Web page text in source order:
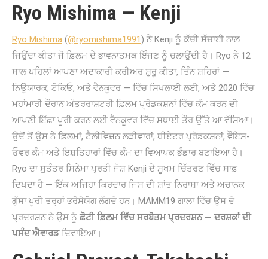
Ryo Mishima — Kenji
Ryo Mishima (@ryomishima1991) ਨੇ Kenji ਨੂੰ ਕੱਚੀ ਸੱਚਾਈ ਨਾਲ
ਜਿਉਂਦਾ ਕੀਤਾ ਜੋ ਫ਼ਿਲਮ ਦੇ ਭਾਵਨਾਤਮਕ ਇੰਜਣ ਨੂੰ ਚਲਾਉਂਦੀ ਹੈ। Ryo ਨੇ 12
ਸਾਲ ਪਹਿਲਾਂ ਆਪਣਾ ਅਦਾਕਾਰੀ ਕਰੀਅਰ ਸ਼ੁਰੂ ਕੀਤਾ, ਤਿੰਨ ਸ਼ਹਿਰਾਂ —
ਨਿਊਯਾਰਕ, ਟੋਕਿਓ, ਅਤੇ ਵੈਨਕੂਵਰ — ਵਿੱਚ ਸਿਖਲਾਈ ਲਈ, ਅਤੇ 2020 ਵਿੱਚ
ਮਹਾਂਮਾਰੀ ਦੌਰਾਨ ਅੰਤਰਰਾਸ਼ਟਰੀ ਫ਼ਿਲਮ ਪ੍ਰੋਡਕਸ਼ਨਾਂ ਵਿੱਚ ਕੰਮ ਕਰਨ ਦੀ
ਆਪਣੀ ਇੱਛਾ ਪੂਰੀ ਕਰਨ ਲਈ ਵੈਨਕੂਵਰ ਵਿੱਚ ਸਥਾਈ ਤੌਰ ਉੱਤੇ ਆ ਵੱਸਿਆ।
ਉਦੋਂ ਤੋਂ ਉਸ ਨੇ ਫ਼ਿਲਮਾਂ, ਟੈਲੀਵਿਜ਼ਨ ਲੜੀਵਾਰਾਂ, ਥੀਏਟਰ ਪ੍ਰੋਡਕਸ਼ਨਾਂ, ਵੌਇਸ-
ਓਵਰ ਕੰਮ ਅਤੇ ਇਸ਼ਤਿਹਾਰਾਂ ਵਿੱਚ ਕੰਮ ਦਾ ਵਿਆਪਕ ਭੰਡਾਰ ਬਣਾਇਆ ਹੈ।
Ryo ਦਾ ਸੁਤੰਤਰ ਸਿਨੇਮਾ ਪ੍ਰਤੀ ਜੋਸ਼ Kenji ਦੇ ਸੂਖਮ ਚਿੱਤਰਣ ਵਿੱਚ ਸਾਫ਼
ਦਿਖਦਾ ਹੈ — ਇੱਕ ਅਜਿਹਾ ਕਿਰਦਾਰ ਜਿਸ ਦੀ ਸ਼ਾਂਤ ਨਿਰਾਸ਼ਾ ਅਤੇ ਅਚਾਨਕ
ਗੁੱਸਾ ਪੂਰੀ ਤਰ੍ਹਾਂ ਭਰੋਸੇਯੋਗ ਲੱਗਦੇ ਹਨ। MAMM19 ਗਾਲਾ ਵਿੱਚ ਉਸ ਦੇ
ਪ੍ਰਦਰਸ਼ਨ ਨੇ ਉਸ ਨੂੰ ਛੋਟੀ ਫ਼ਿਲਮ ਵਿੱਚ ਸਰਬੋਤਮ ਪ੍ਰਦਰਸ਼ਨ — ਦਰਸ਼ਕਾਂ ਦੀ
ਪਸੰਦ ਐਵਾਰਡਦਿਵਾਇਆ।